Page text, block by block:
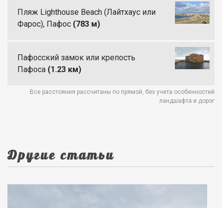
Пляж Lighthouse Beach (Лайтхаус или
Фарос), Пафос (783 м)
Пафосский замок или крепость
Пафоса (1.23 км)
Все расстояния рассчитаны по прямой, без учета особенностей
ландшафта и дорог
Другие статьи